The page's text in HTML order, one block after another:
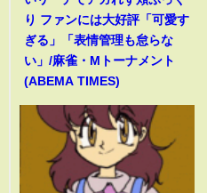
り ファンには大好評「可愛す
ぎる」「表情管理も怠らな
い」/麻雀・Mトーナメント
(ABEMA TIMES)